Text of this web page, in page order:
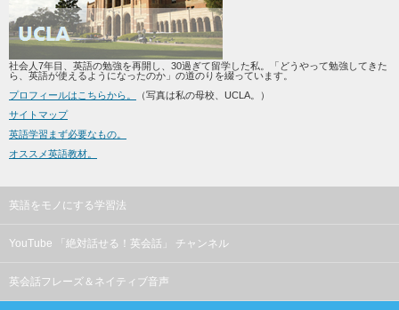
社会人7年目、英語の勉強を再開し、30過ぎて留学した私。「どうやって勉強してきた
ら、英語が使えるようになったのか」の道のりを綴っています。
プロフィールはこちらから。
（写真は私の母校、UCLA。）
サイトマップ
英語学習まず必要なもの。
オススメ英語教材。
英語をモノにする学習法
YouTube 「絶対話せる！英会話」 チャンネル
英会話フレーズ＆ネイティブ音声